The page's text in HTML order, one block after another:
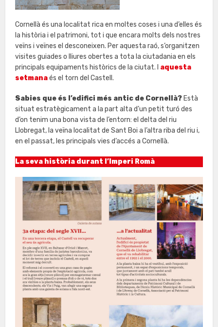
Cornellà és una localitat rica en moltes coses i una d’elles és
la història i el patrimoni, tot i que encara molts dels nostres
veïns i veïnes el desconeixen. Per aquesta raó, s’organitzen
visites guiades o lliures obertes a tota la ciutadania en els
principals equipaments històrics de la ciutat. I aquesta
setmanaés el torn del Castell.
Sabies que és l’edifici més antic de Cornellà? Està
situat estratègicament a la part alta d’un petit turó des
d’on tenim una bona vista de l’entorn: el delta del riu
Llobregat, la veïna localitat de Sant Boi a l’altra riba del riu i,
en el passat, les principals vies d’accés a Cornellà.
La seva història durant l’Imperi Romà